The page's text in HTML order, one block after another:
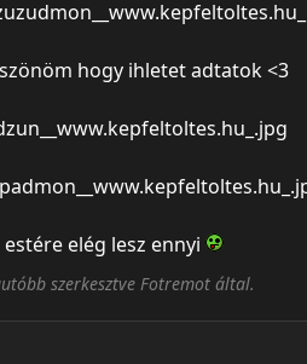
hogy ihletet adtatok <3
estére elég lesz ennyi
szerkesztve Fotremot által.